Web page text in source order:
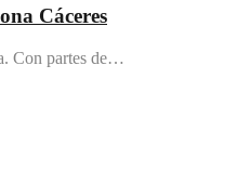
Cáceres
Con partes de…